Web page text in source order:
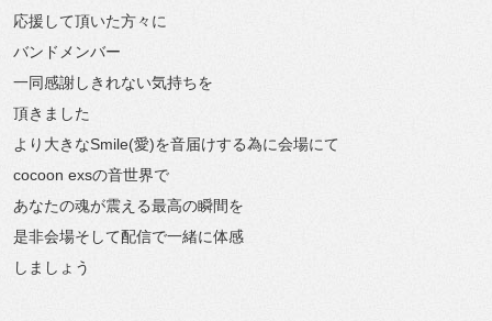
応援して頂いた方々に
バンドメンバー
一同感謝しきれない気持ちを
頂きました
より大きなSmile(愛)を音届けする為に会場にて
cocoon exsの音世界で
あなたの魂が震える最高の瞬間を
是非会場そして配信で一緒に体感
しましょう